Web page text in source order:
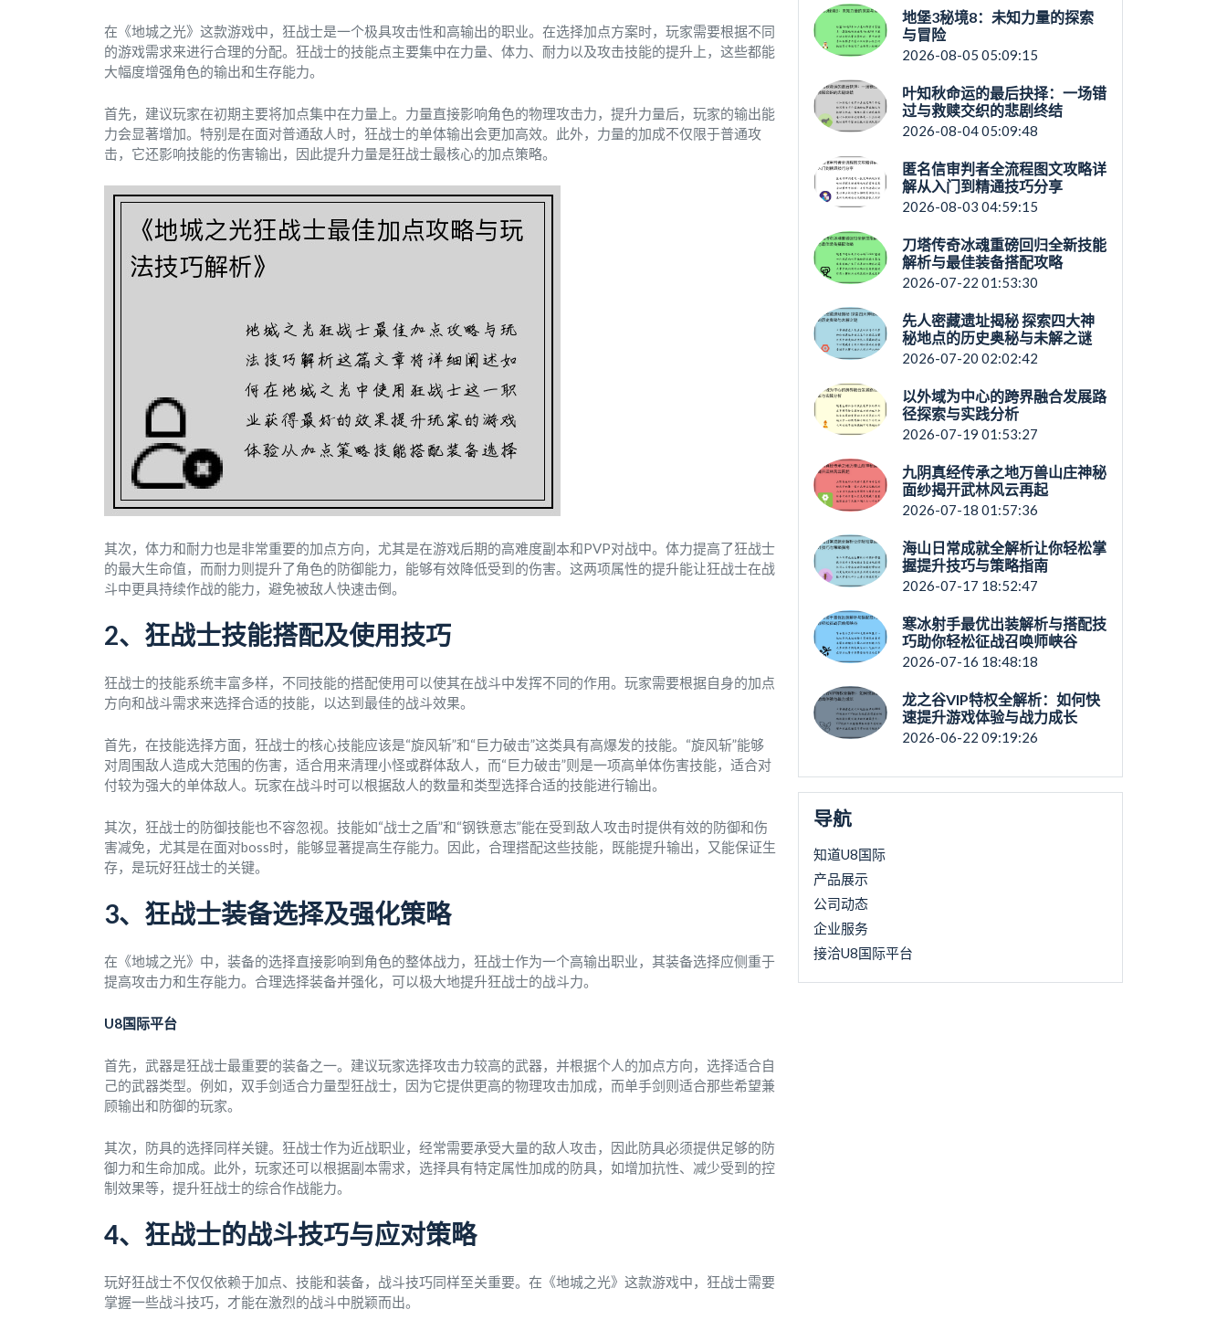
在《地城之光》这款游戏中，狂战士是一个极具攻击性和高输出的职业。在选择加点方案时，玩家需要根据不同
的游戏需求来进行合理的分配。狂战士的技能点主要集中在力量、体力、耐力以及攻击技能的提升上，这些都能
大幅度增强角色的输出和生存能力。
首先，建议玩家在初期主要将加点集中在力量上。力量直接影响角色的物理攻击力，提升力量后，玩家的输出能
力会显著增加。特别是在面对普通敌人时，狂战士的单体输出会更加高效。此外，力量的加成不仅限于普通攻
击，它还影响技能的伤害输出，因此提升力量是狂战士最核心的加点策略。
其次，体力和耐力也是非常重要的加点方向，尤其是在游戏后期的高难度副本和PVP对战中。体力提高了狂战士
的最大生命值，而耐力则提升了角色的防御能力，能够有效降低受到的伤害。这两项属性的提升能让狂战士在战
斗中更具持续作战的能力，避免被敌人快速击倒。
2、狂战士技能搭配及使用技巧
狂战士的技能系统丰富多样，不同技能的搭配使用可以使其在战斗中发挥不同的作用。玩家需要根据自身的加点
方向和战斗需求来选择合适的技能，以达到最佳的战斗效果。
首先，在技能选择方面，狂战士的核心技能应该是“旋风斩”和“巨力破击”这类具有高爆发的技能。“旋风斩”能够
对周围敌人造成大范围的伤害，适合用来清理小怪或群体敌人，而“巨力破击”则是一项高单体伤害技能，适合对
付较为强大的单体敌人。玩家在战斗时可以根据敌人的数量和类型选择合适的技能进行输出。
其次，狂战士的防御技能也不容忽视。技能如“战士之盾”和“钢铁意志”能在受到敌人攻击时提供有效的防御和伤
害减免，尤其是在面对boss时，能够显著提高生存能力。因此，合理搭配这些技能，既能提升输出，又能保证生
存，是玩好狂战士的关键。
3、狂战士装备选择及强化策略
在《地城之光》中，装备的选择直接影响到角色的整体战力，狂战士作为一个高输出职业，其装备选择应侧重于
提高攻击力和生存能力。合理选择装备并强化，可以极大地提升狂战士的战斗力。
U8国际平台
首先，武器是狂战士最重要的装备之一。建议玩家选择攻击力较高的武器，并根据个人的加点方向，选择适合自
己的武器类型。例如，双手剑适合力量型狂战士，因为它提供更高的物理攻击加成，而单手剑则适合那些希望兼
顾输出和防御的玩家。
其次，防具的选择同样关键。狂战士作为近战职业，经常需要承受大量的敌人攻击，因此防具必须提供足够的防
御力和生命加成。此外，玩家还可以根据副本需求，选择具有特定属性加成的防具，如增加抗性、减少受到的控
制效果等，提升狂战士的综合作战能力。
4、狂战士的战斗技巧与应对策略
玩好狂战士不仅仅依赖于加点、技能和装备，战斗技巧同样至关重要。在《地城之光》这款游戏中，狂战士需要
掌握一些战斗技巧，才能在激烈的战斗中脱颖而出。
地堡3秘境8：未知力量的探索
与冒险
2026-08-05 05:09:15
叶知秋命运的最后抉择：一场错
过与救赎交织的悲剧终结
2026-08-04 05:09:48
匿名信审判者全流程图文攻略详
解从入门到精通技巧分享
2026-08-03 04:59:15
刀塔传奇冰魂重磅回归全新技能
解析与最佳装备搭配攻略
2026-07-22 01:53:30
先人密藏遗址揭秘 探索四大神
秘地点的历史奥秘与未解之谜
2026-07-20 02:02:42
以外域为中心的跨界融合发展路
径探索与实践分析
2026-07-19 01:53:27
九阴真经传承之地万兽山庄神秘
面纱揭开武林风云再起
2026-07-18 01:57:36
海山日常成就全解析让你轻松掌
握提升技巧与策略指南
2026-07-17 18:52:47
寒冰射手最优出装解析与搭配技
巧助你轻松征战召唤师峡谷
2026-07-16 18:48:18
龙之谷VIP特权全解析：如何快
速提升游戏体验与战力成长
2026-06-22 09:19:26
导航
知道U8国际
产品展示
公司动态
企业服务
接洽U8国际平台